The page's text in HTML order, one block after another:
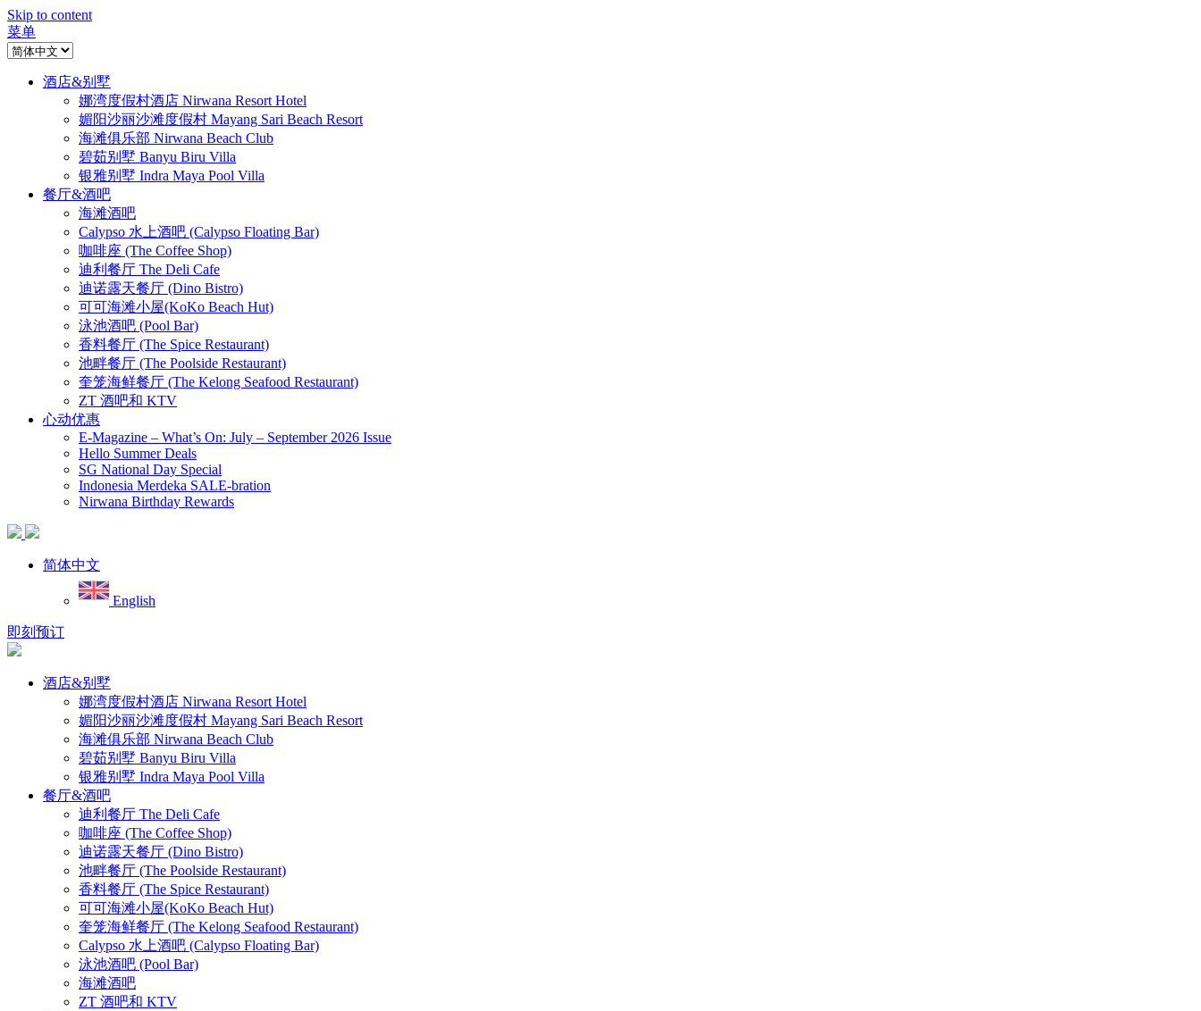
Skip to content
菜单
酒店&别墅
娜湾度假村酒店 Nirwana Resort Hotel
媚阳沙丽沙滩度假村 Mayang Sari Beach Resort
海滩俱乐部 Nirwana Beach Club
碧茹别墅 Banyu Biru Villa
银雅别墅 Indra Maya Pool Villa
餐厅&酒吧
海滩酒吧
Calypso 水上酒吧 (Calypso Floating Bar)
咖啡座 (The Coffee Shop)
迪利餐厅 The Deli Cafe
迪诺露天餐厅 (Dino Bistro)
可可海滩小屋(KoKo Beach Hut)
泳池酒吧 (Pool Bar)
香料餐厅 (The Spice Restaurant)
池畔餐厅 (The Poolside Restaurant)
奎笼海鲜餐厅 (The Kelong Seafood Restaurant)
ZT 酒吧和 KTV
心动优惠
E-Magazine – What’s On: July – September 2026 Issue
Hello Summer Deals
SG National Day Special
Indonesia Merdeka SALE-bration
Nirwana Birthday Rewards
简体中文
English
即刻预订
酒店&别墅
娜湾度假村酒店 Nirwana Resort Hotel
媚阳沙丽沙滩度假村 Mayang Sari Beach Resort
海滩俱乐部 Nirwana Beach Club
碧茹别墅 Banyu Biru Villa
银雅别墅 Indra Maya Pool Villa
餐厅&酒吧
迪利餐厅 The Deli Cafe
咖啡座 (The Coffee Shop)
迪诺露天餐厅 (Dino Bistro)
池畔餐厅 (The Poolside Restaurant)
香料餐厅 (The Spice Restaurant)
可可海滩小屋(KoKo Beach Hut)
奎笼海鲜餐厅 (The Kelong Seafood Restaurant)
Calypso 水上酒吧 (Calypso Floating Bar)
泳池酒吧 (Pool Bar)
海滩酒吧
ZT 酒吧和 KTV